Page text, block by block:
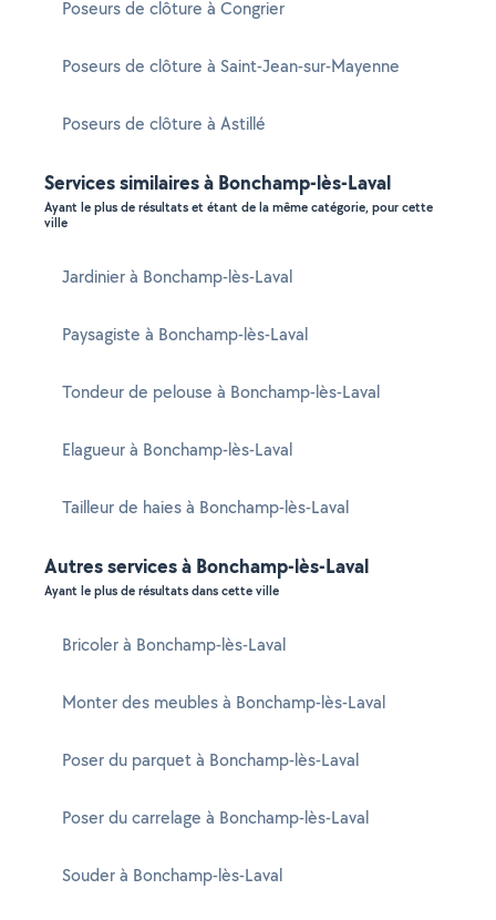
Poseurs de clôture à Congrier
Poseurs de clôture à Saint-Jean-sur-Mayenne
Poseurs de clôture à Astillé
Services similaires à Bonchamp-lès-Laval
Ayant le plus de résultats et étant de la même catégorie, pour cette
ville
Jardinier à Bonchamp-lès-Laval
Paysagiste à Bonchamp-lès-Laval
Tondeur de pelouse à Bonchamp-lès-Laval
Elagueur à Bonchamp-lès-Laval
Tailleur de haies à Bonchamp-lès-Laval
Autres services à Bonchamp-lès-Laval
Ayant le plus de résultats dans cette ville
Bricoler à Bonchamp-lès-Laval
Monter des meubles à Bonchamp-lès-Laval
Poser du parquet à Bonchamp-lès-Laval
Poser du carrelage à Bonchamp-lès-Laval
Souder à Bonchamp-lès-Laval